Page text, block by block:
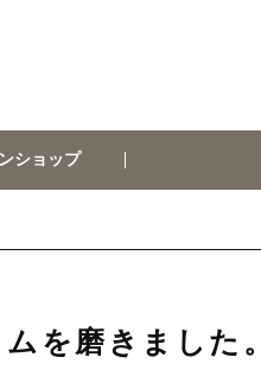
ショップ
を磨きました。